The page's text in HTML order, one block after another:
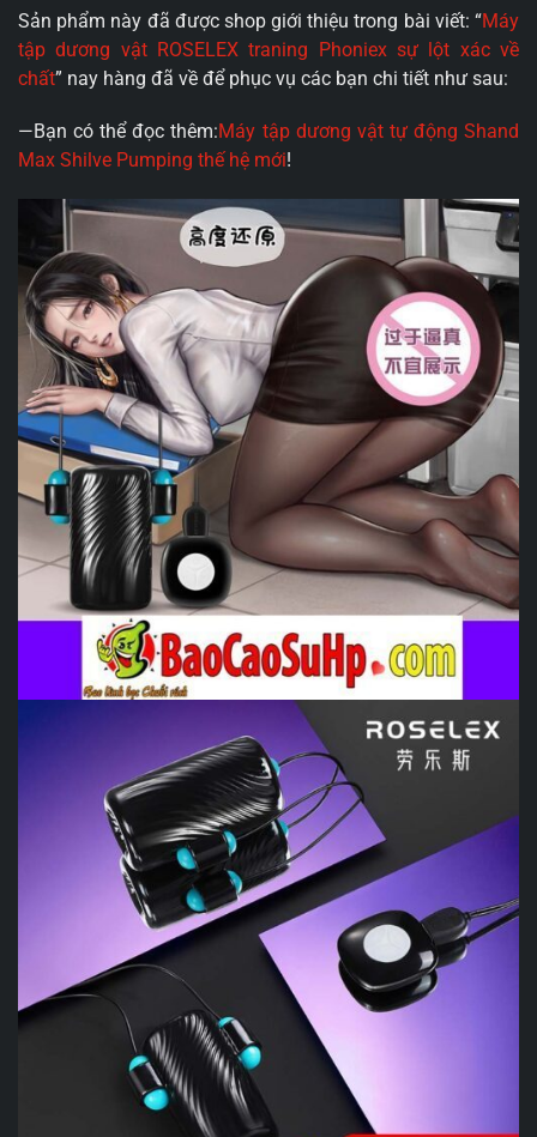
Sản phẩm này đã được shop giới thiệu trong bài viết: “Máy
tập dương vật ROSELEX traning Phoniex sự lột xác về
chất” nay hàng đã về để phục vụ các bạn chi tiết như sau:
—Bạn có thể đọc thêm:Máy tập dương vật tự động Shand
Max Shilve Pumping thế hệ mới!